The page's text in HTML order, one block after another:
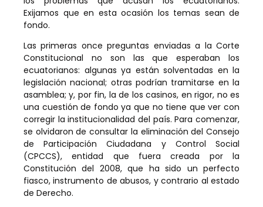
Exijamos que en esta ocasión los temas sean de
fondo.
Las primeras once preguntas enviadas a la Corte
Constitucional no son las que esperaban los
ecuatorianos: algunas ya están solventadas en la
legislación nacional; otras podrían tramitarse en la
asamblea; y, por fin, la de los casinos, en rigor, no es
una cuestión de fondo ya que no tiene que ver con
corregir la institucionalidad del país. Para comenzar,
se olvidaron de consultar la eliminación del Consejo
de Participación Ciudadana y Control Social
(CPCCS), entidad que fuera creada por la
Constitución del 2008, que ha sido un perfecto
fiasco, instrumento de abusos, y contrario al estado
de Derecho.